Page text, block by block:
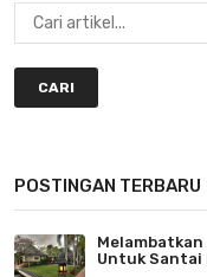
CARI
POSTINGAN TERBARU
Melambatkan
Untuk Santai